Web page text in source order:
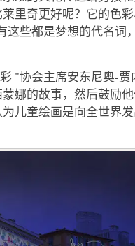
里奇更好呢？它的色
这些都是梦想的代名词
"协会主席安东尼奥-
娜的故事，然后鼓励
儿童绘画是向全世界